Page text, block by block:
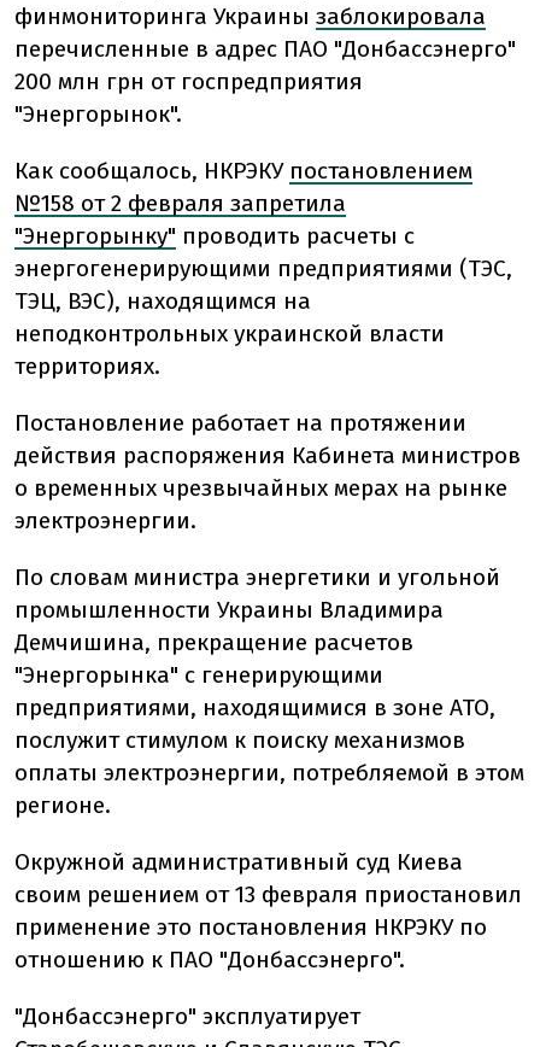
финмониторинга Украины заблокировала
перечисленные в адрес ПАО "Донбассэнерго"
200 млн грн от госпредприятия
"Энергорынок".
Как сообщалось, НКРЭКУ постановлением
№158 от 2 февраля запретила
"Энергорынку" проводить расчеты с
энергогенерирующими предприятиями (ТЭС,
ТЭЦ, ВЭС), находящимся на
неподконтрольных украинской власти
территориях.
Постановление работает на протяжении
действия распоряжения Кабинета министров
о временных чрезвычайных мерах на рынке
электроэнергии.
По словам министра энергетики и угольной
промышленности Украины Владимира
Демчишина, прекращение расчетов
"Энергорынка" с генерирующими
предприятиями, находящимися в зоне АТО,
послужит стимулом к поиску механизмов
оплаты электроэнергии, потребляемой в этом
регионе.
Окружной административный суд Киева
своим решением от 13 февраля приостановил
применение это постановления НКРЭКУ по
отношению к ПАО "Донбассэнерго".
"Донбассэнерго" эксплуатирует